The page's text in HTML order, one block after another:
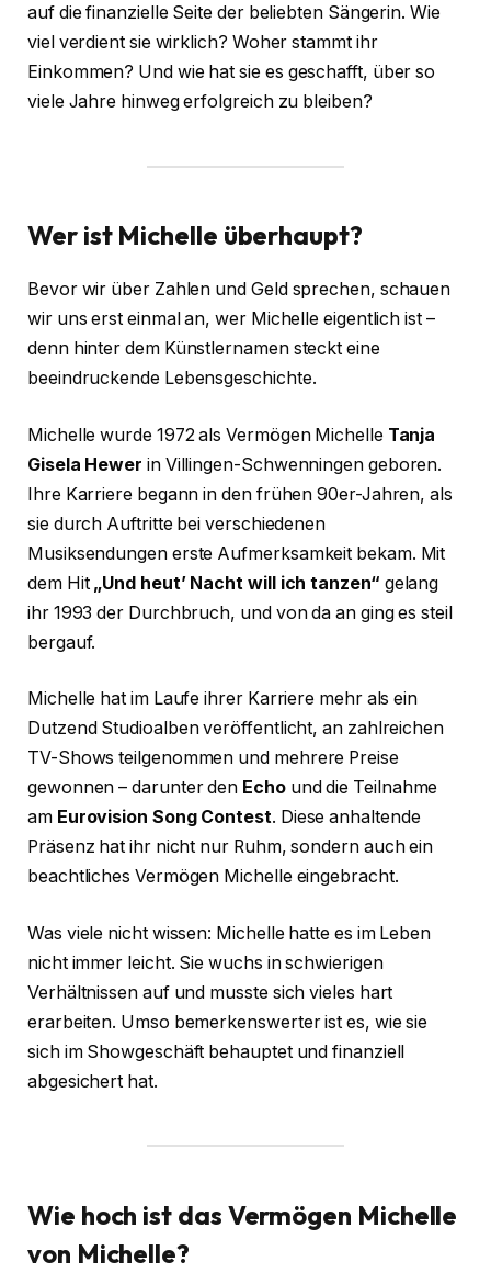
auf die finanzielle Seite der beliebten Sängerin. Wie
viel verdient sie wirklich? Woher stammt ihr
Einkommen? Und wie hat sie es geschafft, über so
viele Jahre hinweg erfolgreich zu bleiben?
Wer ist Michelle überhaupt?
Bevor wir über Zahlen und Geld sprechen, schauen
wir uns erst einmal an, wer Michelle eigentlich ist –
denn hinter dem Künstlernamen steckt eine
beeindruckende Lebensgeschichte.
Michelle wurde 1972 als Vermögen Michelle Tanja
Gisela Hewer in Villingen-Schwenningen geboren.
Ihre Karriere begann in den frühen 90er-Jahren, als
sie durch Auftritte bei verschiedenen
Musiksendungen erste Aufmerksamkeit bekam. Mit
dem Hit „Und heut’ Nacht will ich tanzen“ gelang
ihr 1993 der Durchbruch, und von da an ging es steil
bergauf.
Michelle hat im Laufe ihrer Karriere mehr als ein
Dutzend Studioalben veröffentlicht, an zahlreichen
TV-Shows teilgenommen und mehrere Preise
gewonnen – darunter den Echound die Teilnahme
am Eurovision Song Contest. Diese anhaltende
Präsenz hat ihr nicht nur Ruhm, sondern auch ein
beachtliches Vermögen Michelle eingebracht.
Was viele nicht wissen: Michelle hatte es im Leben
nicht immer leicht. Sie wuchs in schwierigen
Verhältnissen auf und musste sich vieles hart
erarbeiten. Umso bemerkenswerter ist es, wie sie
sich im Showgeschäft behauptet und finanziell
abgesichert hat.
Wie hoch ist das Vermögen Michelle
von Michelle?